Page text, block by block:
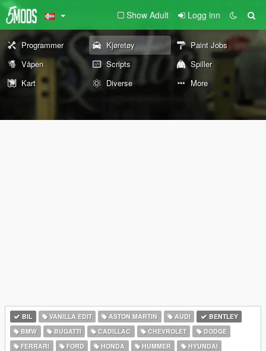
Show Adult Logg inn
Programmer Kjøretøy
Paint Jobs
Våpen
Scripts
Spiller
Kart
Diverse More
BIL VANILLA EDIT ASTON MARTIN AUDI
BENTLEY
BMW
BUGATTI CADILLAC CHEVROLET
DODGE
FERRARI
FORD HONDA HUMMER
HYUNDAI